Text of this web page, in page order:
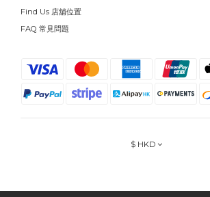
Find Us 店舖位置
FAQ 常見問題
$ HKD